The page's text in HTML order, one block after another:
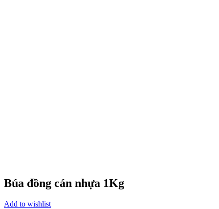
Búa đồng cán nhựa 1Kg
Add to wishlist